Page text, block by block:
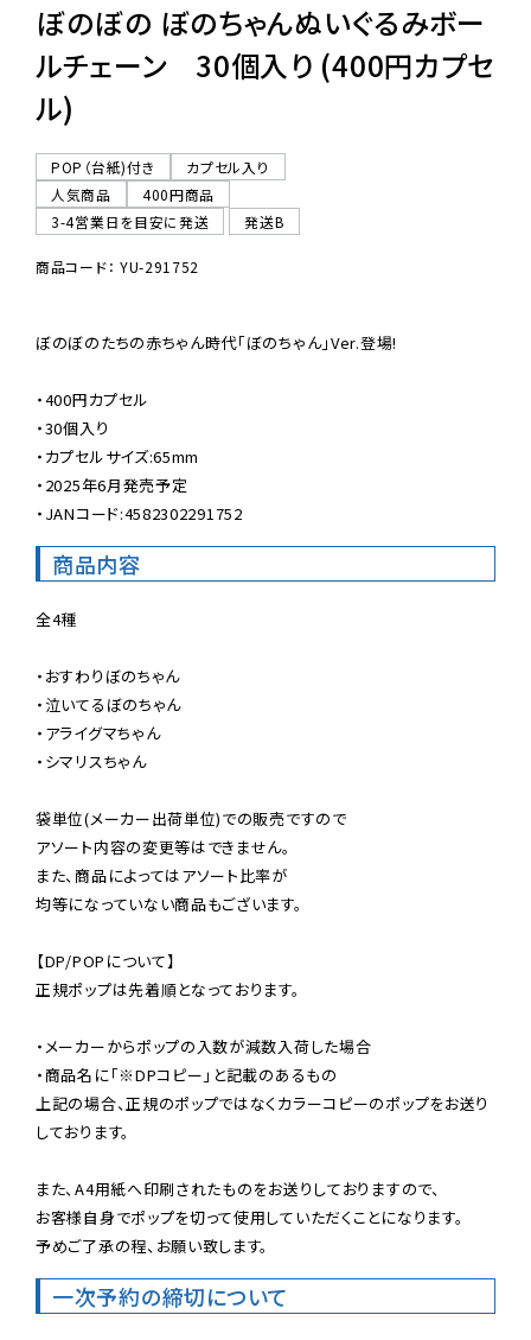
06-6282-7659
ぼのぼの ぼのちゃんぬいぐるみボー
ルチェーン 30個入り (400円カプセ
ル)
POP（台紙)付き
カプセル入り
人気商品
400円商品
3-4営業日を目安に発送
発送B
商品コード： YU-291752
ぼのぼのたちの赤ちゃん時代「ぼのちゃん」Ver.登場!
・400円カプセル
・30個入り
・カプセルサイズ:65mm
・2025年6月発売予定
・JANコード:4582302291752
商品内容
全4種
・おすわりぼのちゃん
・泣いてるぼのちゃん
・アライグマちゃん
・シマリスちゃん
袋単位(メーカー出荷単位)での販売ですので
アソート内容の変更等はできません。
また、商品によってはアソート比率が
均等になっていない商品もございます。
【DP/POPについて】
正規ポップは先着順となっております。
・メーカーからポップの入数が減数入荷した場合
・商品名に「※DPコピー」と記載のあるもの
上記の場合、正規のポップではなくカラーコピーのポップをお送り
しております。
また、A4用紙へ印刷されたものをお送りしておりますので、
お客様自身でポップを切って使用していただくことになります。
予めご了承の程、お願い致します。
一次予約の締切について